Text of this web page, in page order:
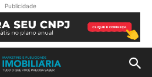
Publicidade